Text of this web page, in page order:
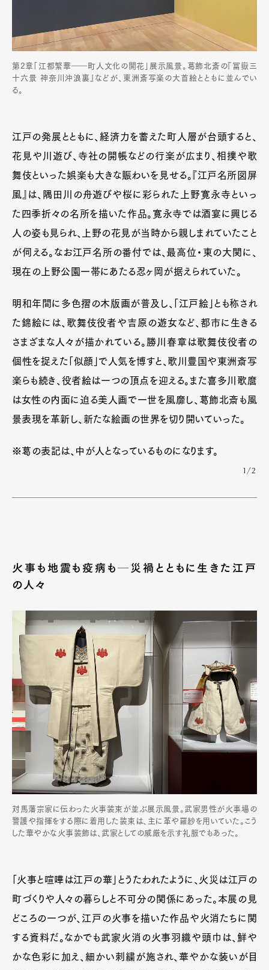
第2章「江都繁華――町人文化の開花」展示風景。葛飾北斎の『冨嶽三
十六景 神奈川沖浪裏』などが、東洲斎写楽の大首絵とともに並んでい
る。
江戸の発展とともに、経済力を蓄えた町人層が台頭すると、
花見や川遊び、寺社の開帳などの行楽が広まり、相撲や歌
舞伎といった娯楽も大きな賑わいを見せる。『江戸名所図屏
風』は、隅田川の舟遊びや桜に彩られた上野寛永寺といっ
た四季折々の名所を描いた作品。寛永寺では酒宴に興じる
人の姿も見られ、上野の花見が当時から親しまれていたこと
が伺える。なお江戸名所の番付では、最高位・東の大関に、
現在の上野公園一帯にあたる忍ヶ岡が据えられていた。
明和年間に多色摺の木版画が普及し、「江戸絵」とも称され
た錦絵には、歌舞伎役者や吉原の遊女など、都市に生きる
さまざまな人々が描かれている。勝川春章は歌舞伎役者の
個性を捉えた「似顔」で人気を博すと、歌川豊国や東洲斎写
楽らも続き、役者絵は一つの頂点を迎える。また喜多川歌麿
は女性の内面に迫る美人画で一世を風靡し、葛飾北斎も風
景表現を革新し、新たな絵画の世界を切り開いていった。
※葛の表記は、中が人となっているものになります。
1/2
火事も地震も疫病も─災禍とともに生きた江戸
の人々
対馬藩宗家に伝わった火事装束が並ぶ展示風景。武家男性が火事場の
警護や指揮をする際に着用した装束は、主に革や羅紗を用いていた。こう
した華やかな火事装飾は、武家としての威厳を示す礼服でもあった。
「火事と喧嘩は江戸の華」とうたわれたように、火災は江戸の
町づくりや人々の暮らしと不可分の関係にあった。本展の見
どころの一つが、江戸の火事を描いた作品や火消たちに関
する資料だ。なかでも武家火消の火事羽織や頭巾は、鮮や
かな色彩に加え、細かい刺繍が施され、華やかな装いが目